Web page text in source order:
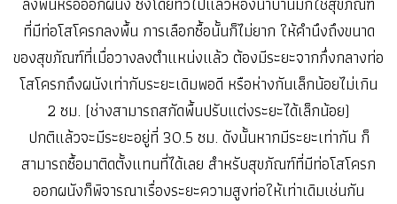
ที่มีท่อโสโครกลงพื้น การเลือกซื้อนั้นก็ไม่ยาก ให้คำนึงถึงขนาด
ของสุขภัณฑ์ที่เมื่อวางลงตำแหน่งแล้ว ต้องมีระยะจากกึ่งกลางท่อ
โสโครกถึงผนังเท่ากับระยะเดิมพอดี หรือห่างกันเล็กน้อยไม่เกิน
2 ซม. (ช่างสามารถสกัดพื้นปรับแต่งระยะได้เล็กน้อย)
ปกติแล้วจะมีระยะอยู่ที่ 30.5 ซม. ดังนั้นหากมีระยะเท่ากัน ก็
สามารถซื้อมาติดตั้งแทนที่ได้เลย สำหรับสุขภัณฑ์ที่มีท่อโสโครก
ออกผนังก็พิจารณาเรื่องระยะความสูงท่อให้เท่าเดิมเช่นกัน